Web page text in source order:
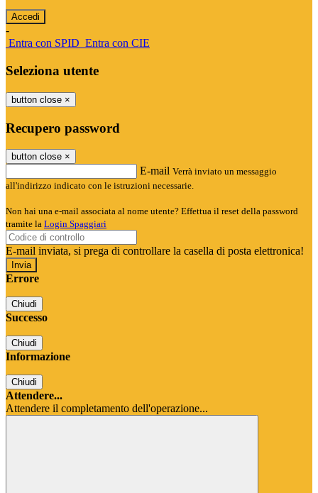
-
Entra con SPID Entra con CIE
Seleziona utente
button close ×
Recupero password
button close ×
E-mail Verrà inviato un messaggio
all'indirizzo indicato con le istruzioni necessarie.
Non hai una e-mail associata al nome utente? Effettua il reset della password
tramite la Login Spaggiari
E-mail inviata, si prega di controllare la casella di posta elettronica!
Errore
Chiudi
Successo
Chiudi
Informazione
Chiudi
Attendere...
Attendere il completamento dell'operazione...